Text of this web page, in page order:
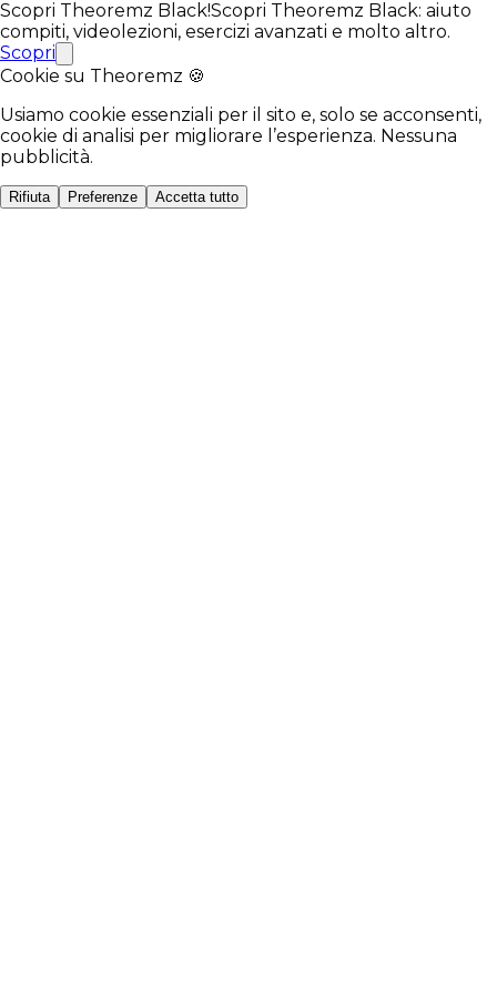
Scopri Theoremz Black!Scopri Theoremz Black: aiuto
compiti, videolezioni, esercizi avanzati e molto altro.
Scopri
Cookie su Theoremz 🍪
Usiamo cookie essenziali per il sito e, solo se acconsenti,
cookie di analisi per migliorare l’esperienza. Nessuna
pubblicità.
Rifiuta Preferenze Accetta tutto